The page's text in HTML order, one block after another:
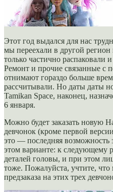
Этот год выдался для нас
мы переехали в другой
только частично распаковали
Ремонт и прочие связанные с
отнимают гораздо больше
рассчитывали. Но даты даты
Tamikan Space, наконец,
6 января.
Можно будет заказать новую
девчонок (кроме первой
это — последняя возможность
этом варианте: к следующему
деталей головы, и при этом
тоже. Пожалуйста, учтите,
предзаказа на этих трех